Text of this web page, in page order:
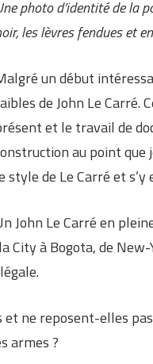
photo d’identité de la
les lèvres fendues et
un début
de John Le Carré.
et le travail de
au point que
style de Le Carré et s’y
John Le Carré en
à Bogota, de
ne reposent-elles
armes ?